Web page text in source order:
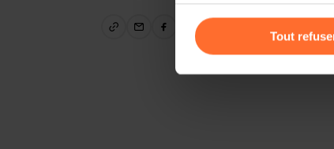
gauche de chaque page.
Tout